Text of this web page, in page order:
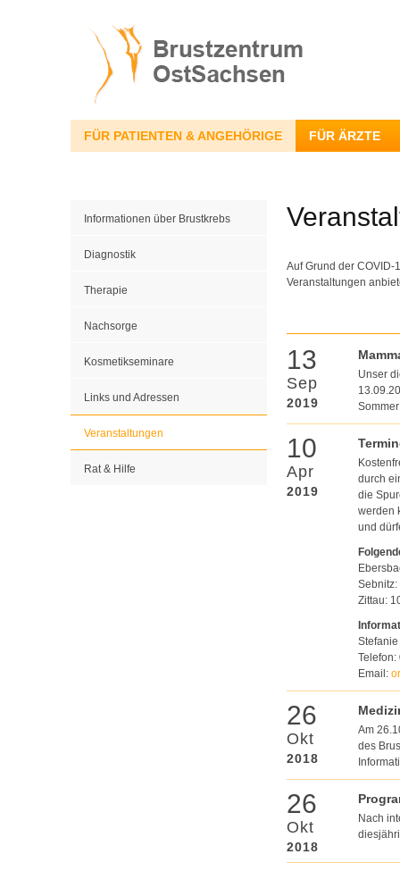
FÜR PATIENTEN & ANGEHÖRIGE FÜR ÄRZTE
Informationen über Brustkrebs
Diagnostik
Therapie
Nachsorge
Kosmetikseminare
Links und Adressen
Veranstaltungen
Rat & Hilfe
Auf Grund der
Veranstaltungen
13
Sep
2019
Unser
10
Apr
2019
durch
die
werden
und
Zittau:
Telefon:
Email:
26
Okt
2018
Am
des
26
Okt
2018
Nach